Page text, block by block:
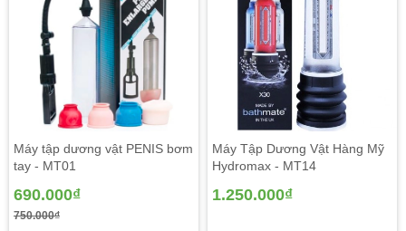
Máy tập tăng size dương vật tự động X- Men là món
đồ được ngoài mặt và chế tác theo kỹ thuật hiện đại & tân
Máy tập dương vật PENIS bơm
tay - MT01
690.000₫
750.000₫
Máy Tập Dương Vật Hàng Mỹ
Hydromax - MT14
1.250.000₫